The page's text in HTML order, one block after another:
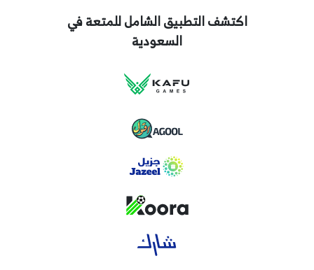
اكتشف التطبيق الشامل للمتعة في
السعودية